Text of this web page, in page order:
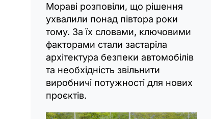
Мораві розповіли, що рішення
ухвалили понад півтора роки
тому. За їх словами, ключовими
факторами стали застаріла
архітектура безпеки автомобілів
та необхідність звільнити
виробничі потужності для нових
проєктів.